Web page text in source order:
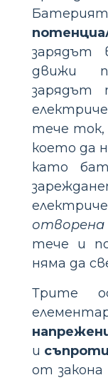
зарядът
движи
зарядът
тече ток,
което да
като
отворена
тече и
няма да
Трите
и
от